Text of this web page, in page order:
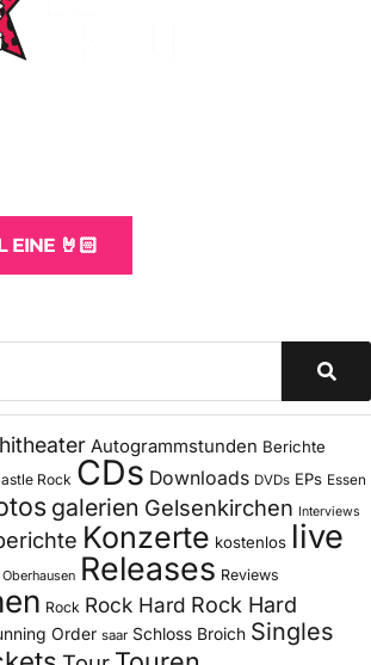
EINE 🤘🏻
Autogrammstunden Berichte
Rock CDs Downloads DVDs EPs Essen
galerien Gelsenkirchen Interviews
Konzerte kostenlos live
Oberhausen Releases Reviews
Rock Rock Hard Rock Hard
Order saar Schloss Broich Singles